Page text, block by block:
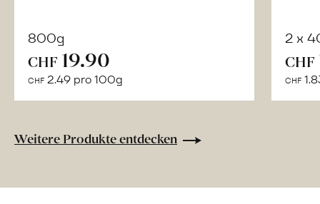
800g
CHF 19.90
CHF 2.49 pro 100g
2 x
CHF
CHF
Weitere Produkte entdecken